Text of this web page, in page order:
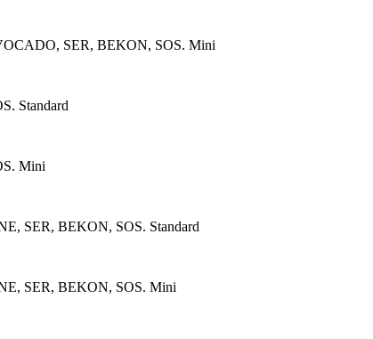
SER, BEKON, SOS. Mini
Standard
Mini
SER, BEKON, SOS. Standard
SER, BEKON, SOS. Mini